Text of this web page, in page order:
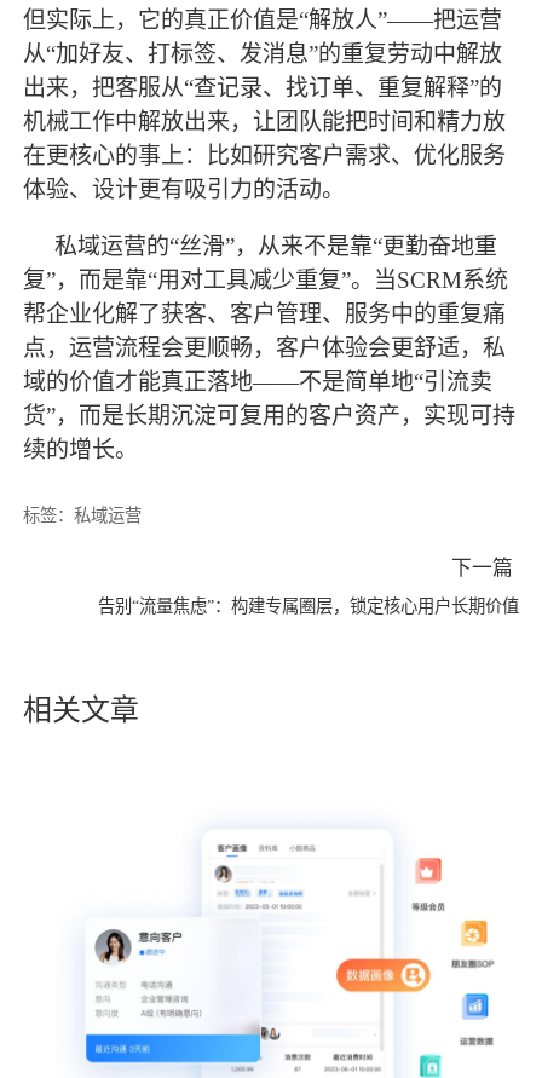
但实际上，它的真正价值是“解放人”——把运营
从“加好友、打标签、发消息”的重复劳动中解放
出来，把客服从“查记录、找订单、重复解释”的
机械工作中解放出来，让团队能把时间和精力放
在更核心的事上：比如研究客户需求、优化服务
体验、设计更有吸引力的活动。
私域运营的“丝滑”，从来不是靠“更勤奋地重
复”，而是靠“用对工具减少重复”。当SCRM系统
帮企业化解了获客、客户管理、服务中的重复痛
点，运营流程会更顺畅，客户体验会更舒适，私
域的价值才能真正落地——不是简单地“引流卖
货”，而是长期沉淀可复用的客户资产，实现可持
续的增长。
标签：私域运营
下一篇
告别“流量焦虑”：构建专属圈层，锁定核心用户长期价值
相关文章